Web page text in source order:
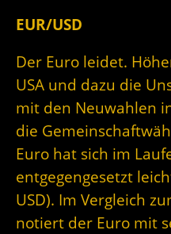
EUR/USD
Der Euro leidet.
USA und dazu die
mit den Neuwahlen
die
Euro hat sich im
entgegengesetzt
USD). Im Vergleich
notiert der Euro mit